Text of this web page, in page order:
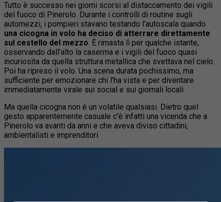
Tutto è successo nei giorni scorsi al distaccamento dei vigili
del fuoco di Pinerolo. Durante i controlli di routine sugli
automezzi, i pompieri stavano testando l’autoscala quando
una cicogna in volo ha deciso di atterrare direttamente
sul cestello del mezzo. È rimasta lì per qualche istante,
osservando dall’alto la caserma e i vigili del fuoco quasi
incuriosita da quella struttura metallica che svettava nel cielo.
Poi ha ripreso il volo. Una scena durata pochissimo, ma
sufficiente per emozionare chi l’ha vista e per diventare
immediatamente virale sui social e sui giornali locali.
Ma quella cicogna non è un volatile qualsiasi. Dietro quel
gesto apparentemente casuale c’è infatti una vicenda che a
Pinerolo va avanti da anni e che aveva diviso cittadini,
ambientalisti e imprenditori.